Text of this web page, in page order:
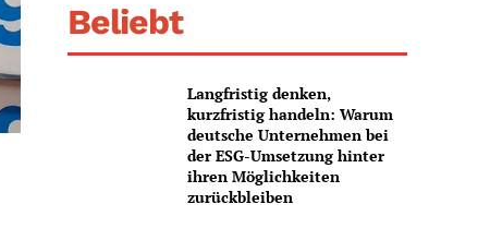
Beliebt
Langfristig denken,
kurzfristig handeln: Warum
deutsche Unternehmen bei
der ESG-Umsetzung hinter
ihren Möglichkeiten
zurückbleiben